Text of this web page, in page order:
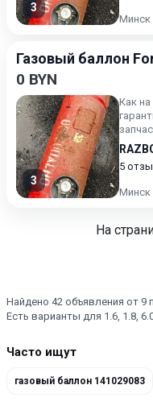
3
Минск
Газовый баллон
0 BYN
3
Как
5
Минск
На
Найдено 42 объявления от 9
Есть варианты для 1.6, 1.8,
Часто ищут
газовый баллон 141029083